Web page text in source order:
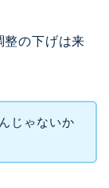
整の下げは来
じゃないか